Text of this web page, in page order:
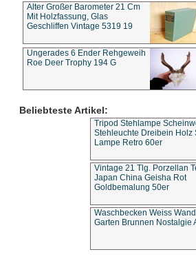
Alter Großer Barometer 21 Cm
Mit Holzfassung, Glas
Geschliffen Vintage 5319 19
Ungerades 6 Ender Rehgeweih
Roe Deer Trophy 194 G
Beliebteste Artikel:
Tripod Stehlampe
Stehleuchte Dreibein Holz
Lampe Retro 60er
Vintage 21 Tlg. Porzellan
Japan China Geisha Rot
Goldbemalung 50er
Waschbecken Weiss
Garten Brunnen Nostalgie